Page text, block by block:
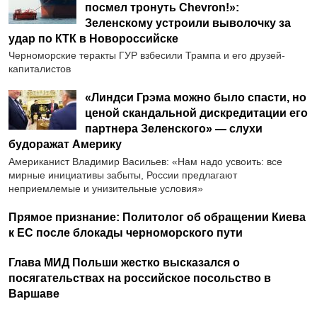
посмел тронуть Chevron!»:
Зеленскому устроили выволочку за
удар по КТК в Новороссийске
Черноморские теракты ГУР взбесили Трампа и его друзей-
капиталистов
«Линдси Грэма можно было спасти, но
ценой скандальной дискредитации его
партнера Зеленского» — слухи
будоражат Америку
Американист Владимир Васильев: «Нам надо усвоить: все
мирные инициативы забыты, России предлагают
неприемлемые и унизительные условия»
Прямое признание: Политолог об обращении Киева
к ЕС после блокады черноморского пути
Глава МИД Польши жестко высказался о
посягательствах на российское посольство в
Варшаве